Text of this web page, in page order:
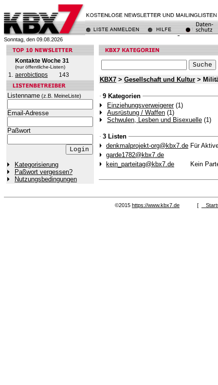
Sonntag, den 09.08.2026
Kontakte Woche 31
(nur öffentliche-Listen)
1. aerobictipps 143
Listenname (z.B. MeineListe)
Email-Adresse
Paßwort
Kategorisierung
Paßwort vergessen?
Nutzungsbedingungen
KBX7 > Gesellschaft und Kultur >
9 Kategorien
Einziehungsverweigerer(1)
Ausrüstung / Waffen (1)
Schwulen, Lesben und Bisexuelle (1)
3 Listen
denkmalprojekt-org@kbx7.de Für
garde1782@kbx7.de
kein_parteitag@kbx7.de
Kein
©2015 https://www.kbx7.de [